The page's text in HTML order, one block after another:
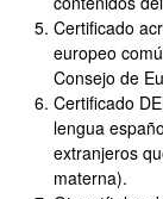
Certificado
europeo
Consejo de
Certificado
lengua
extranjeros
materna).